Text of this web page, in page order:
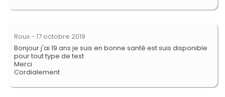
Roux- 17 octobre 2019
Bonjour j'ai 19 ans je suis en bonne santé est suis disponible
pour tout type de test
Merci
Cordialement